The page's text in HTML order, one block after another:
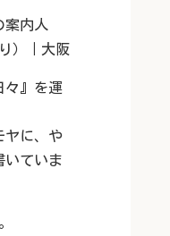
案内人
）｜大阪
々』を運
ヤに、や
いていま